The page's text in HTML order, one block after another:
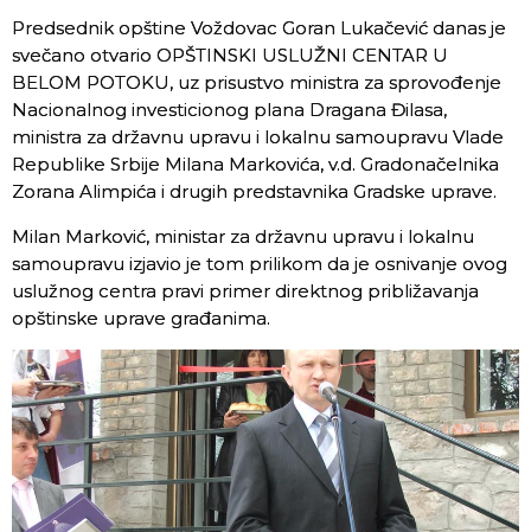
Predsednik opštine Voždovac Goran Lukačević danas je
svečano otvario OPŠTINSKI USLUŽNI CENTAR U
BELOM POTOKU, uz prisustvo ministra za sprovođenje
Nacionalnog investicionog plana Dragana Đilasa,
ministra za državnu upravu i lokalnu samoupravu Vlade
Republike Srbije Milana Markovića, v.d. Gradonačelnika
Zorana Alimpića i drugih predstavnika Gradske uprave.
Milan Marković, ministar za državnu upravu i lokalnu
samoupravu izjavio je tom prilikom da je osnivanje ovog
uslužnog centra pravi primer direktnog približavanja
opštinske uprave građanima.